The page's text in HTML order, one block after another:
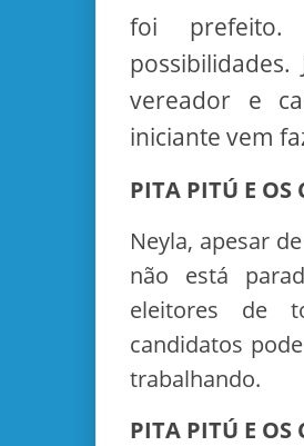
foi
vereador e
iniciante vem
PITA PITÚ E OS
Neyla, apesar
não está
eleitores de
candidatos
trabalhando.
PITA PITÚ E OS